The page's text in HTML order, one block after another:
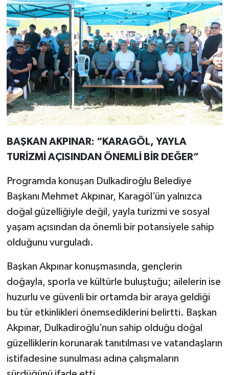
BAŞKAN AKPINAR: “KARAGÖL, YAYLA
TURİZMİ AÇISINDAN ÖNEMLİ BİR DEĞER”
Programda konuşan Dulkadiroğlu Belediye
Başkanı Mehmet Akpınar, Karagöl’ün yalnızca
doğal güzelliğiyle değil, yayla turizmi ve sosyal
yaşam açısından da önemli bir potansiyele sahip
olduğunu vurguladı.
Başkan Akpınar konuşmasında, gençlerin
doğayla, sporla ve kültürle buluştuğu; ailelerin ise
huzurlu ve güvenli bir ortamda bir araya geldiği
bu tür etkinlikleri önemsediklerini belirtti. Başkan
Akpınar, Dulkadiroğlu’nun sahip olduğu doğal
güzelliklerin korunarak tanıtılması ve vatandaşların
istifadesine sunulması adına çalışmaların